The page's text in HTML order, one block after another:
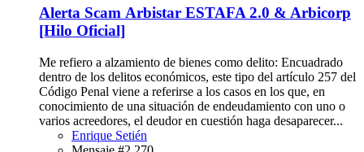
Alerta Scam Arbistar ESTAFA 2.0 & Arbicorp
[Hilo Oficial]
Me refiero a alzamiento de bienes como delito: Encuadrado
dentro de los delitos económicos, este tipo del artículo 257 del
Código Penal viene a referirse a los casos en los que, en
conocimiento de una situación de endeudamiento con uno o
varios acreedores, el deudor en cuestión haga desaparecer...
Enrique Setién